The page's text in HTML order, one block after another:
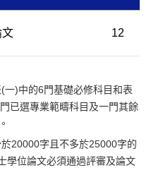
文 12
(一)中的6門基礎必修科目和表
已選專業範疇科目及一門其餘
20000字且不多於25000字的
學位論文必須通過評審及論文